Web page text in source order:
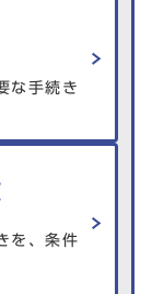
な手続き
を、条件